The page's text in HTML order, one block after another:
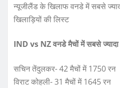
न्यूजीलैंड के खिलाफ वनडे में सबसे
खिलाड़ियों की लिस्ट
IND vs NZ वनडे मैचों में सबसे ज्यादा
सचिन तेंदुलकर- 42 मैचों में 1750 रन
विराट कोहली- 31 मैचों में 1645 रन